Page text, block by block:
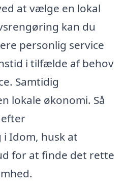
at vælge en lokal
kan du
personlig service
i tilfælde af behov
Samtidig
lokale økonomi. Så
Idom, husk at
for at finde det rette